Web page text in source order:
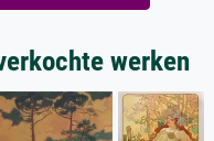
werken